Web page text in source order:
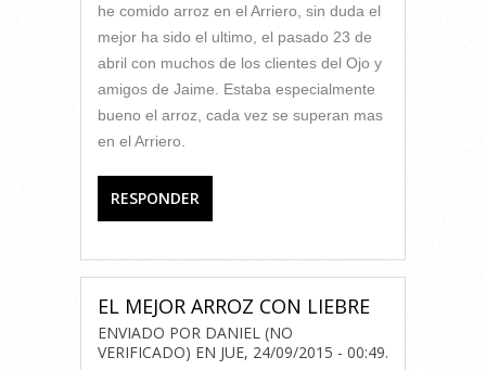
he comido arroz en el Arriero, sin duda el
mejor ha sido el ultimo, el pasado 23 de
abril con muchos de los clientes del Ojo y
amigos de Jaime. Estaba especialmente
bueno el arroz, cada vez se superan mas
en el Arriero.
RESPONDER
EL MEJOR ARROZ CON LIEBRE
ENVIADO POR DANIEL (NO
VERIFICADO) EN JUE, 24/09/2015 - 00:49.